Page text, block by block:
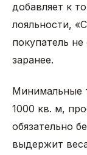
добавляет к
лояльности,
покупатель
заранее.
Минимальные
1000 кв. м,
обязательно
выдержит